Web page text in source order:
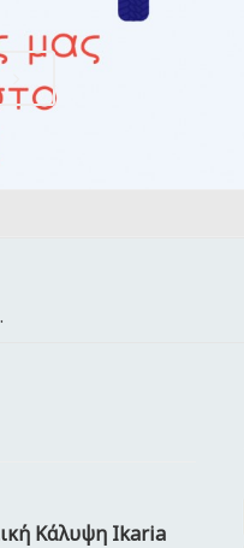
Κάλυψη Ikaria